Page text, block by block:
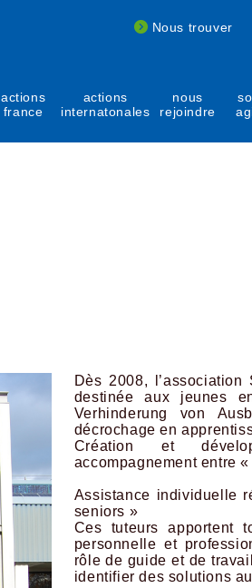
Nous trouver
actions
france
actions
internatonales
nous
rejoindre
Dès 2008,
destinée aux jeunes
Verhinderung von
décrochage en
Création et
accompagnement entre
Assistance individuelle
seniors »
Ces tuteurs apportent
personnelle et
rôle de guide et de
identifier des solutions